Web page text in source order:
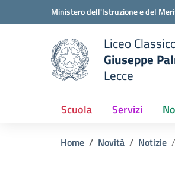
Vai ai contenuti
Vai al menu di navigazioneMinistero dell'Istruzione e del
scuola
Liceo
Giuseppe
Lecce
Scuola Servizi
Home Novità Notizie